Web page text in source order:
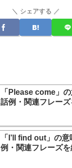
＼ シェアする ／
「Please come」
話例・関連フレー
「I’ll find out」の
例・関連フレーズを